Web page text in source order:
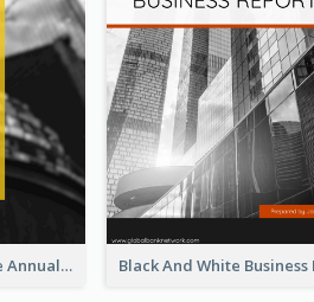
Business Corporate Annual Report